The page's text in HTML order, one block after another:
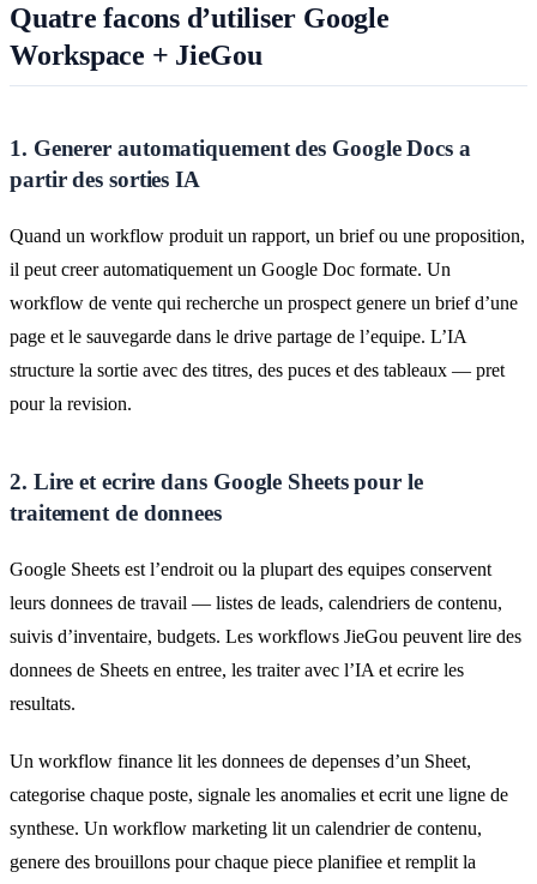
Quatre facons d’utiliser Google
Workspace + JieGou
1. Generer automatiquement des Google Docs a
partir des sorties IA
Quand un workflow produit un rapport, un brief ou une proposition,
il peut creer automatiquement un Google Doc formate. Un
workflow de vente qui recherche un prospect genere un brief d’une
page et le sauvegarde dans le drive partage de l’equipe. L’IA
structure la sortie avec des titres, des puces et des tableaux — pret
pour la revision.
2. Lire et ecrire dans Google Sheets pour le
traitement de donnees
Google Sheets est l’endroit ou la plupart des equipes conservent
leurs donnees de travail — listes de leads, calendriers de contenu,
suivis d’inventaire, budgets. Les workflows JieGou peuvent lire des
donnees de Sheets en entree, les traiter avec l’IA et ecrire les
resultats.
Un workflow finance lit les donnees de depenses d’un Sheet,
categorise chaque poste, signale les anomalies et ecrit une ligne de
synthese. Un workflow marketing lit un calendrier de contenu,
genere des brouillons pour chaque piece planifiee et remplit la